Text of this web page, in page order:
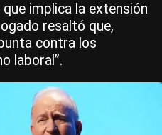
implica la extensión
resaltó que,
contra los
laboral”.